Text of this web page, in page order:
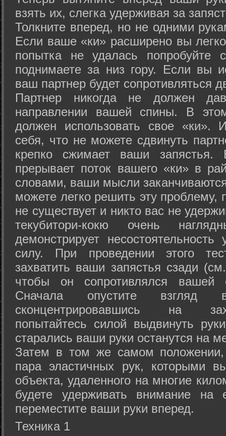
взять их, слегка удерживая за
Толкните вперед, но не одними
Если ваше «ки» расширено вы
попытка не удалась попробуйте
поднимаете за низ гору. Если вы
ваш партнер будет сопротивляться
Партнер никогда не должен
направлении вашей спины. В
должен использовать свое «ки».
себя, что не можете сдвинуть
крепко сжимает ваши запястья.
прерывает поток вашего «ки» в
словами, ваши мысли
можете легко решить эту проблему,
не существует и никто вас не
текубитори-кокю очень
демонстрирует
силу. При проведении этого
захватить ваши запястья сзади
чтобы он сопротивлялся вашей
Сначала опустите
сконцентрировавшись на
попытайтесь силой выдвинуть
старались ваши руки останутся на
Затем в том же самом положении,
пара эластичных рук, которыми
объекта, удаленного на многие
будете удерживать внимание на
переместите ваши руки вперед.
Техника 1